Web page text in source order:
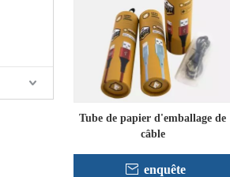
Tube de papier d'emballage de
câble
enquête